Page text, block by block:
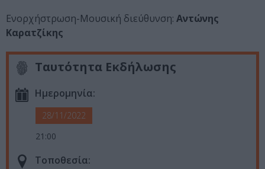
Ενορχήστρωση-Μουσική διεύθυνση: Αντώνης
Καρατζίκης
Ταυτότητα Εκδήλωσης
Ημερομηνία:
28/11/2022
21:00
Τοποθεσία: